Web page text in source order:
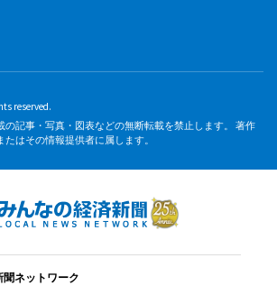
reserved.
の記事・写真・図表などの無断転載を禁止します。 著作
はその情報提供者に属します。
ネットワーク